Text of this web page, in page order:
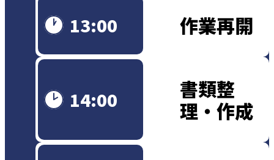
13:00 作業再開
14:00
書類整
理・作成